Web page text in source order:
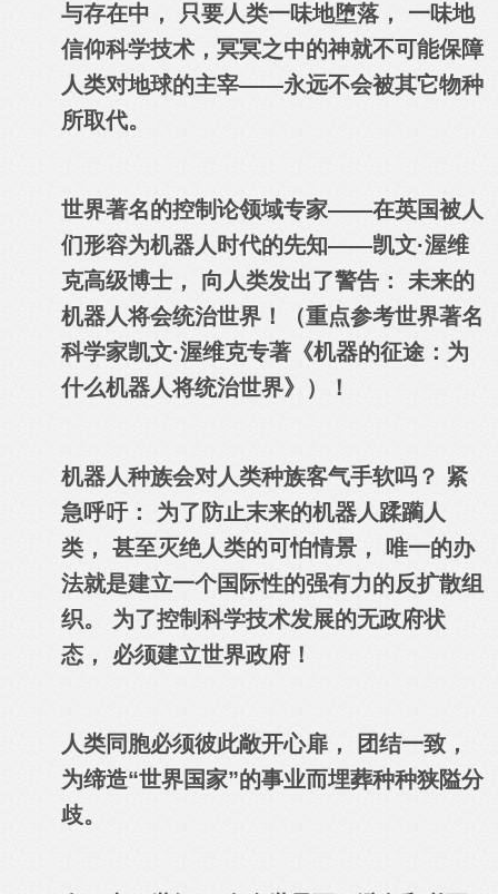
与存在中， 只要人类一味地堕落， 一味地
信仰科学技术，冥冥之中的神就不可能保障
人类对地球的主宰——永远不会被其它物种
所取代。
世界著名的控制论领域专家——在英国被人
们形容为机器人时代的先知——凯文·渥维
克高级博士， 向人类发出了警告： 未来的
机器人将会统治世界！（重点参考世界著名
科学家凯文·渥维克专著《机器的征途：为
什么机器人将统治世界》）！
机器人种族会对人类种族客气手软吗？ 紧
急呼吁： 为了防止末来的机器人蹂躏人
类， 甚至灭绝人类的可怕情景， 唯一的办
法就是建立一个国际性的强有力的反扩散组
织。 为了控制科学技术发展的无政府状
态， 必须建立世界政府！
人类同胞必须彼此敞开心扉 ，
团结一致，
为缔造“世界国家”的事业而埋葬种种狭隘分
歧。